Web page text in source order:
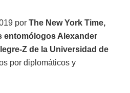
por The New York Time,
entomólogos Alexander
Z de la Universidad de
por diplomáticos y